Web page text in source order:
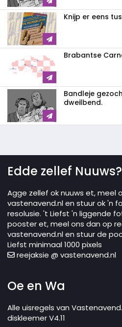
Knijp er eens
Brabantse
Bandleje
dweilbend.
Edde zellef Nuuws?
Agge zellef ok nuuws et, meel
vastenavend.nl en stuur ok 'n
resolusie. 't Liefst 'n liggende
pooster et, meel ons dan op
vastenavend.nl en stuur de
Liefst minimaal 1000 pixels
reejaksie @ vastenavend.nl
Oe en Wa
Alle uisregels van
diskleemer V4.11